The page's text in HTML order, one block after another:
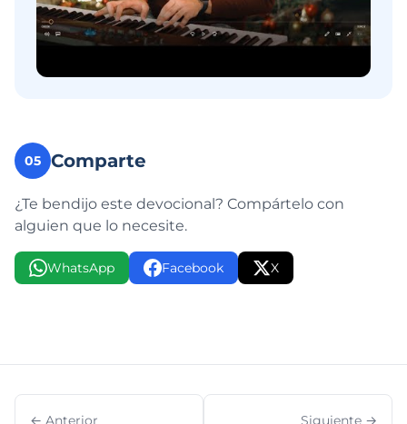
05 Comparte
¿Te bendijo este devocional? Compártelo con
alguien que lo necesite.
WhatsApp Facebook X
← Anterior Siguiente →